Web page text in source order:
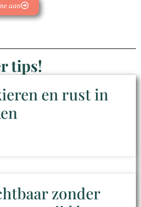
aan
tips!
en rust in
zonder